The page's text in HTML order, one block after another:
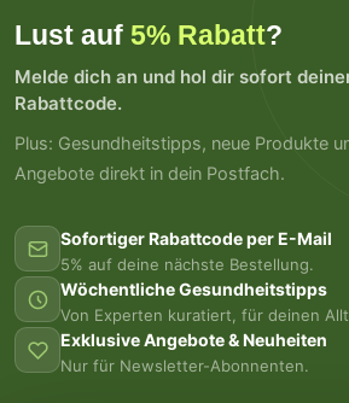
Lust auf 5% Rabatt?
Melde dich an und hol dir sofort
Rabattcode.
Plus: Gesundheitstipps, neue Produkte
Angebote direkt in dein Postfach.
Sofortiger Rabattcode per E-Mail
5% auf deine nächste Bestellung.
Wöchentliche Gesundheitstipps
Von Experten kuratiert, für deinen
Exklusive Angebote & Neuheiten
Nur für Newsletter-Abonnenten.